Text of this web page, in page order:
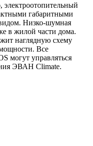
габаритными
Низко-шумная
в жилой части дома.
наглядную схему
Все
могут управляться
ЭВАН Climate.